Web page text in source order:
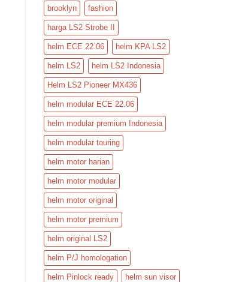
brooklyn fashion
harga LS2 Strobe II
helm ECE 22.06 helm KPA LS2
helm LS2 helm LS2 Indonesia
Helm LS2 Pioneer MX436
helm modular ECE 22.06
helm modular premium Indonesia
helm modular touring
helm motor harian
helm motor modular
helm motor original
helm motor premium
helm original LS2
helm P/J homologation
helm Pinlock ready helm sun visor